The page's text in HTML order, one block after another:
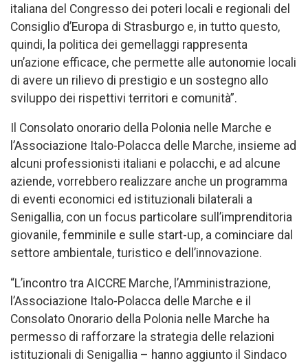
italiana del Congresso dei poteri locali e regionali del
Consiglio d’Europa di Strasburgo e, in tutto questo,
quindi, la politica dei gemellaggi rappresenta
un’azione efficace, che permette alle autonomie locali
di avere un rilievo di prestigio e un sostegno allo
sviluppo dei rispettivi territori e comunità”.
Il Consolato onorario della Polonia nelle Marche e
l’Associazione Italo-Polacca delle Marche, insieme ad
alcuni professionisti italiani e polacchi, e ad alcune
aziende, vorrebbero realizzare anche un programma
di eventi economici ed istituzionali bilaterali a
Senigallia, con un focus particolare sull’imprenditoria
giovanile, femminile e sulle start-up, a cominciare dal
settore ambientale, turistico e dell’innovazione.
“L’incontro tra AICCRE Marche, l’Amministrazione,
l’Associazione Italo-Polacca delle Marche e il
Consolato Onorario della Polonia nelle Marche ha
permesso di rafforzare la strategia delle relazioni
istituzionali di Senigallia – hanno aggiunto il Sindaco